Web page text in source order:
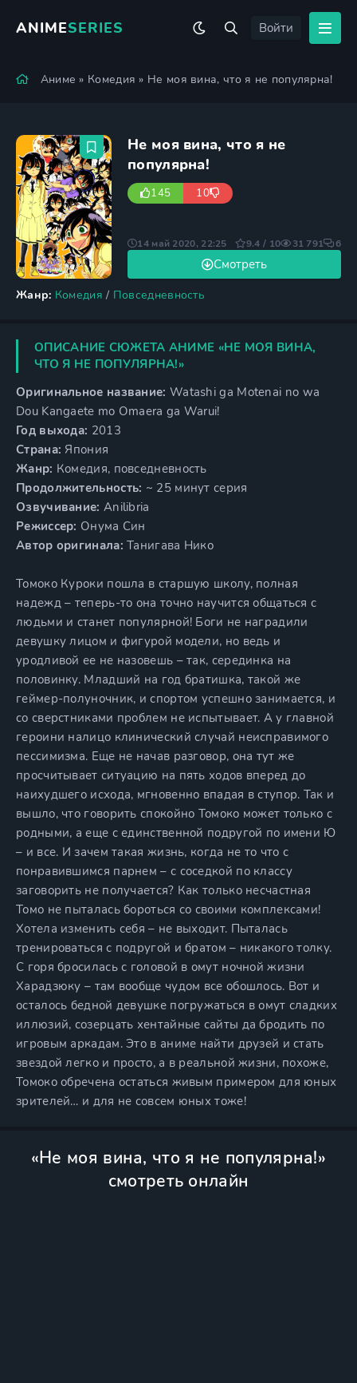
ANIMESERIES Войти
Аниме » Комедия » Не моя вина, что я не популярна!
Не моя вина, что я не
популярна!
145 10
Жанр: Комедия / Повседневность
Смотреть
14 май 2020, 22:25 9.4 / 10 31 791 6
ОПИСАНИЕ СЮЖЕТА АНИМЕ «НЕ МОЯ ВИНА,
ЧТО Я НЕ ПОПУЛЯРНА!»
Оригинальное название: Watashi ga Motenai no wa
Dou Kangaete mo Omaera ga Warui!
Год выхода: 2013
Страна: Япония
Жанр: Комедия, повседневность
Продолжительность: ~ 25 минут серия
Озвучивание: Anilibria
Режиссер: Онума Син
Автор оригинала: Танигава Нико
Томоко Куроки пошла в старшую школу, полная
надежд – теперь-то она точно научится общаться с
людьми и станет популярной! Боги не наградили
девушку лицом и фигурой модели, но ведь и
уродливой ее не назовешь – так, серединка на
половинку. Младший на год братишка, такой же
геймер-полуночник, и спортом успешно занимается, и
со сверстниками проблем не испытывает. А у главной
героини налицо клинический случай неисправимого
пессимизма. Еще не начав разговор, она тут же
просчитывает ситуацию на пять ходов вперед до
наихудшего исхода, мгновенно впадая в ступор. Так и
вышло, что говорить спокойно Томоко может только с
родными, а еще с единственной подругой по имени Ю
– и все. И зачем такая жизнь, когда не то что с
понравившимся парнем – с соседкой по классу
заговорить не получается? Как только несчастная
Томо не пыталась бороться со своими комплексами!
Хотела изменить себя – не выходит. Пыталась
тренироваться с подругой и братом – никакого толку.
С горя бросилась с головой в омут ночной жизни
Харадзюку – там вообще чудом все обошлось. Вот и
осталось бедной девушке погружаться в омут сладких
иллюзий, созерцать хентайные сайты да бродить по
игровым аркадам. Это в аниме найти друзей и стать
звездой легко и просто, а в реальной жизни, похоже,
Томоко обречена остаться живым примером для юных
зрителей… и для не совсем юных тоже!
«Не моя вина, что я не популярна!»
смотреть онлайн